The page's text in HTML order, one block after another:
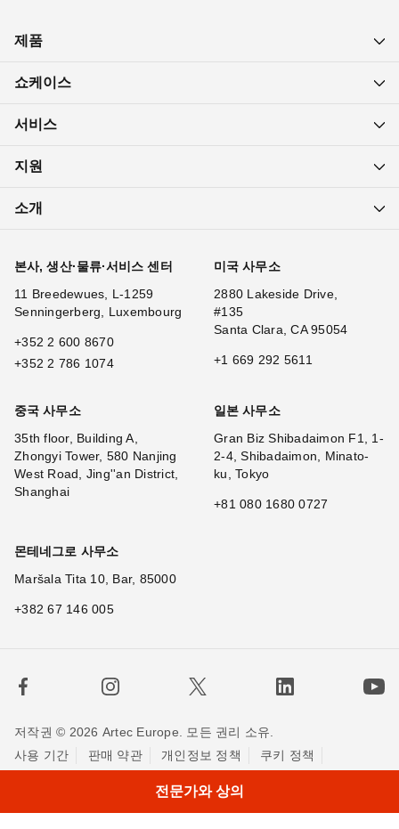
제품
쇼케이스
서비스
지원
소개
본사, 생산·물류·서비스 센터
11 Breedewues, L-1259
Senningerberg, Luxembourg
+352 2 600 8670
+352 2 786 1074
미국 사무소
2880 Lakeside Drive,
#135
Santa Clara, CA 95054
+1 669 292 5611
중국 사무소
35th floor, Building A,
Zhongyi Tower, 580 Nanjing
West Road, Jing''an District,
Shanghai
일본 사무소
Gran Biz Shibadaimon F1, 1-
2-4, Shibadaimon, Minato-
ku, Tokyo
+81 080 1680 0727
몬테네그로 사무소
Maršala Tita 10, Bar, 85000
+382 67 146 005
저작권 © 2026 Artec Europe. 모든 권리 소유.
사용 기간
판매 약관 개인정보 정책
쿠키 정책
전문가와 상의